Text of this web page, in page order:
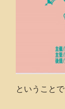
ということで